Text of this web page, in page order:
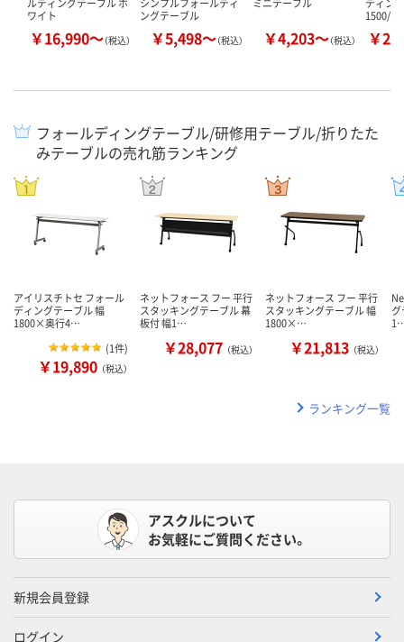
ワイト
￥16,990～（税込）
ングテーブル
￥5,498～（税込） ￥4,203～（税込）
1500/
￥
フォールディングテーブル/研修用テーブル/折りたた
みテーブルの売れ筋ランキング
アイリスチトセ フォール
ディングテーブル 幅
1800×奥行4…
(1件)
￥19,890 （税込）
ネットフォース フー 平行
スタッキングテーブル 幕
板付 幅1…
￥28,077 （税込）
ネットフォース フー 平行
スタッキングテーブル 幅
1800×…
￥21,813 （税込）
グ
ランキング一覧
アスクルについて
お気軽にご質問ください。
新規会員登録
ログイン